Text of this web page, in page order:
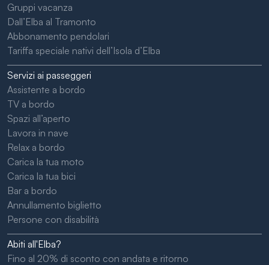
Gruppi vacanza
Dall’Elba al Tramonto
Abbonamento pendolari
Tariffa speciale nativi dell’Isola d’Elba
Servizi ai passeggeri
Assistente a bordo
TV a bordo
Spazi all’aperto
Lavora in nave
Relax a bordo
Carica la tua moto
Carica la tua bici
Bar a bordo
Annullamento biglietto
Persone con disabilità
Abiti all'Elba?
Fino al 20% di sconto con andata e ritorno